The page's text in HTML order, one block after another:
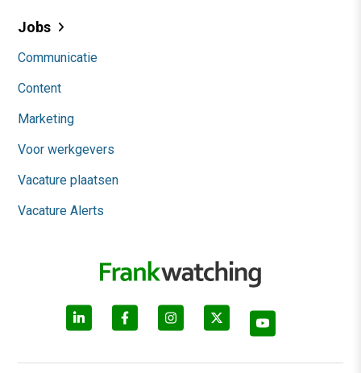
Jobs
Communicatie
Content
Marketing
Voor werkgevers
Vacature plaatsen
Vacature Alerts